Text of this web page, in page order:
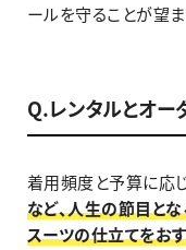
ールを守ることが望ま
Q.レンタルとオー
着用頻度と予算に応
など、人生の節目と
スーツの仕立てをおす